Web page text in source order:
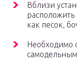
Вблизи
как песок,
Необходимо